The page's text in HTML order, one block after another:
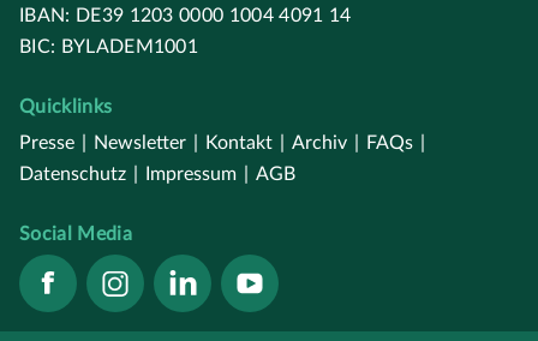
IBAN: DE39 1203 0000 1004 4091 14
BIC: BYLADEM1001
Quicklinks
Presse
Newsletter Kontakt Archiv FAQs
Datenschutz
Impressum AGB
Social Media